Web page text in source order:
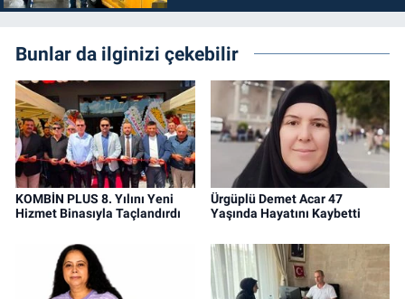
Bunlar da ilginizi çekebilir
KOMBİN PLUS 8. Yılını Yeni
Hizmet Binasıyla Taçlandırdı
Ürgüplü Demet Acar 47
Yaşında Hayatını Kaybetti